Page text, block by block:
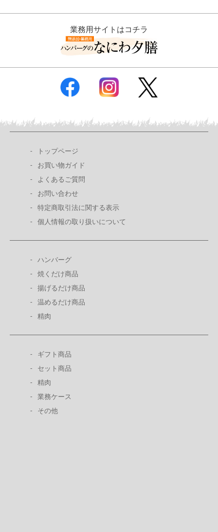
業務用サイトはコチラ
トップページ
お買い物ガイド
よくあるご質問
お問い合わせ
特定商取引法に関する表示
個人情報の取り扱いについて
ハンバーグ
焼くだけ商品
揚げるだけ商品
温めるだけ商品
精肉
ギフト商品
セット商品
精肉
業務ケース
その他